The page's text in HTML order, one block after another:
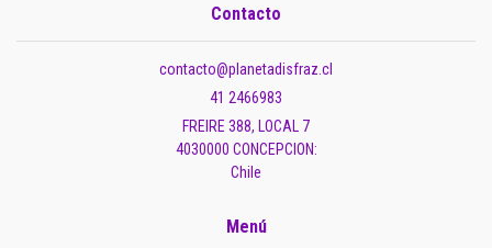
Contacto
contacto@planetadisfraz.cl
41 2466983
FREIRE 388, LOCAL 7
4030000 CONCEPCION:
Chile
Menú